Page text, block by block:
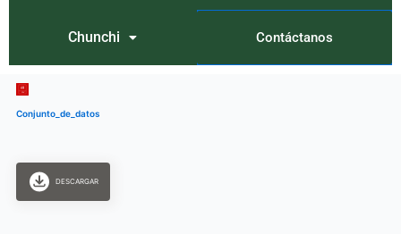
Chunchi Contáctanos
Conjunto_de_datos
DESCARGAR